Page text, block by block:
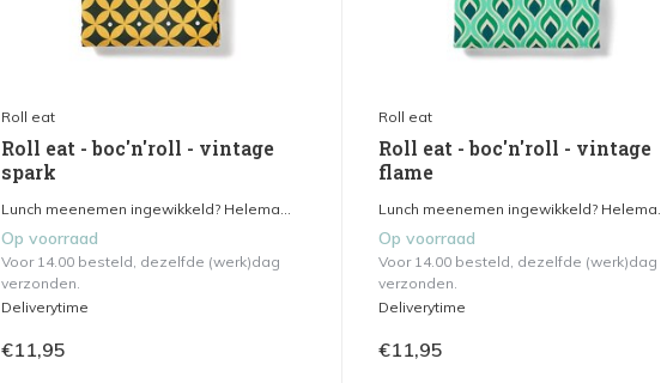
Roll eat
Roll eat - boc'n'roll - vintage
spark
Lunch meenemen ingewikkeld? Helema...
Op voorraad
Voor 14.00 besteld, dezelfde (werk)dag
verzonden.
Deliverytime
€11,95
Roll eat
Roll eat - boc'n'roll - vintage
flame
Lunch meenemen ingewikkeld? Helema...
Op voorraad
Voor 14.00 besteld, dezelfde (werk)dag
verzonden.
Deliverytime
€11,95